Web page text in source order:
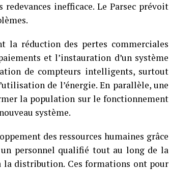
inefficace. Le Parsec prévoit
la réduction des pertes commerciales
et l’instauration d’un système
de compteurs intelligents, surtout
de l’énergie. En parallèle, une
la population sur le fonctionnement
système.
des ressources humaines grâce
personnel qualifié tout au long de la
la distribution. Ces formations ont pour